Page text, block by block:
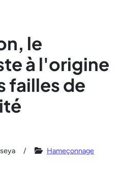
le
à l'origine
failles de
Hameçonnage